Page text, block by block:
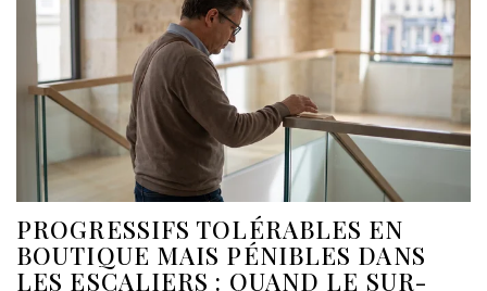
PROGRESSIFS TOLÉRABLES EN
BOUTIQUE MAIS PÉNIBLES DANS
LES ESCALIERS : QUAND LE SUR-